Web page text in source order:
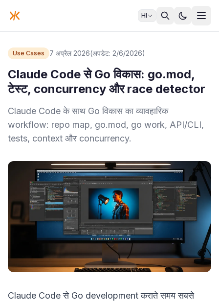
HI
Use Cases 7 अप्रैल 2026(अपडेट: 2/6/2026)
Claude Code से Go विकास: go.mod,
टेस्ट, concurrency और race detector
Claude Code के साथ Go विकास का व्यावहारिक
workflow: repo map, go.mod, go work, API/CLI,
tests, context और concurrency.
Claude Code से Go development कराते समय सबसे